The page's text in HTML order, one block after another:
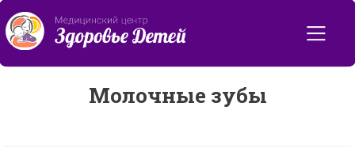
Назад ко всем статьям
Молочные зубы